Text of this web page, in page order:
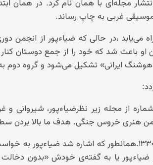
مجله‌ای با همان نام کرد. در همان
موسیقی غربی به چاپ رساند.
راه می‌یابد ،در حالی که ضیاءپور از
باعث شد که خود را از جمع دوستان
ایرانی» تشکیل می‌شود و گروه دوم
انتشار دوره اول (۱۳۲۸ تا ۱۳۲۹)، در این دوره ۵ شماره از مجله زیر
هنری خروس جنگی. هدف ما بالا
انتشار دوره دوم در ۱۵ اردیبهشت و یا خرداد ماه ۱۳۳۰.همانطور که
ضیاءپور یا به گفته‌ی خودش «بدون